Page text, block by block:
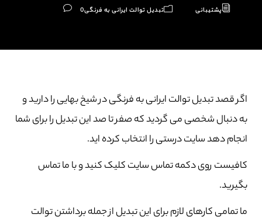
پشتیبانی تبدیل توالت ایرانی به فرنگی0
اگر قصد تبدیل توالت ایرانی به فرنگی در شیخ بهایی را دارید و
به دنبال شخصی می گردید که صفر تا صد این تبدیل را برای شما
انجام دهد سایت درستی را انتخاب کرده اید.
کافیست روی دکمه تماس سایت کلیک کنید و با ما تماس
بگیرید.
ما تمامی کارهای لازم برای این تبدیل از جمله برداشتن توالت